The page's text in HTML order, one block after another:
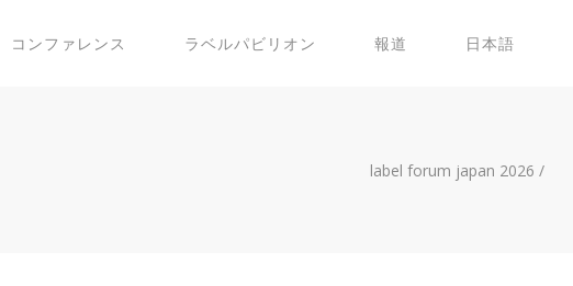
コンファレンス ラベルパビリオン 報道 日本語
label forum japan 2026 /